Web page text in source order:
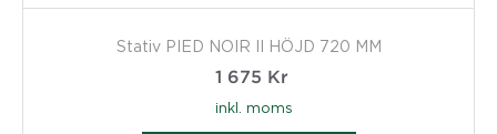
Stativ PIED NOIR II HÖJD 720 MM
1 675 Kr
inkl. moms